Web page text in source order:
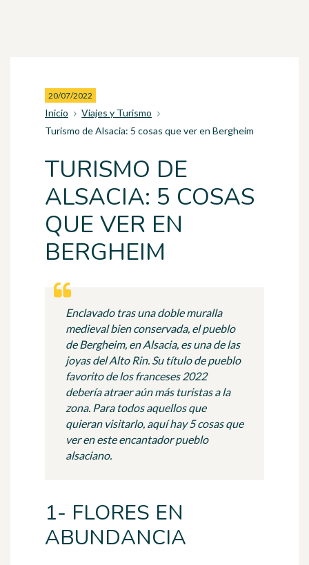
20/07/2022
Inicio
Viajes y Turismo
Turismo de Alsacia: 5 cosas que ver en Bergheim
TURISMO DE
ALSACIA: 5 COSAS
QUE VER EN
BERGHEIM
Enclavado tras una doble muralla
medieval bien conservada, el pueblo
de Bergheim, en Alsacia, es una de las
joyas del Alto Rin. Su título de pueblo
favorito de los franceses 2022
debería atraer aún más turistas a la
zona. Para todos aquellos que
quieran visitarlo, aquí hay 5 cosas que
ver en este encantador pueblo
alsaciano.
1- FLORES EN
ABUNDANCIA